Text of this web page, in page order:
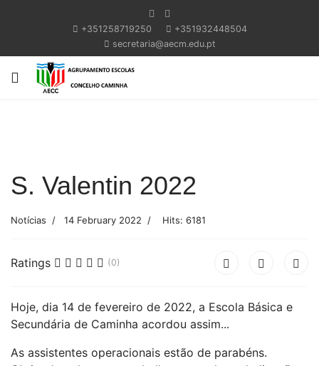
+351258719250
+351932448504
secretaria@aecm.edu.pt
S. Valentin 2022
Notícias 14 February 2022 Hits: 6181
Ratings (0)
Hoje, dia 14 de fevereiro de 2022, a Escola Básica e
Secundária de Caminha acordou assim...
As assistentes operacionais estão de parabéns.